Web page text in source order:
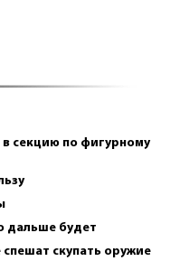
секцию по фигурному
дальше будет
скупать оружие